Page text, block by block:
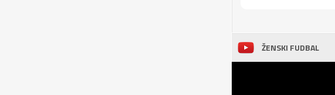
ŽENSKI FUDBAL